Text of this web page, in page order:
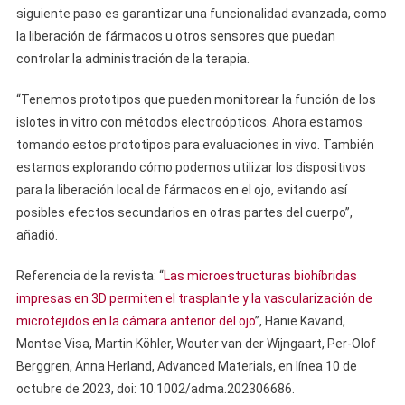
siguiente paso es garantizar una funcionalidad avanzada, como
la liberación de fármacos u otros sensores que puedan
controlar la administración de la terapia.
“Tenemos prototipos que pueden monitorear la función de los
islotes in vitro con métodos electroópticos. Ahora estamos
tomando estos prototipos para evaluaciones in vivo. También
estamos explorando cómo podemos utilizar los dispositivos
para la liberación local de fármacos en el ojo, evitando así
posibles efectos secundarios en otras partes del cuerpo”,
añadió.
Referencia de la revista: “Las microestructuras biohíbridas
impresas en 3D permiten el trasplante y la vascularización de
microtejidos en la cámara anterior del ojo”, Hanie Kavand,
Montse Visa, Martin Köhler, Wouter van der Wijngaart, Per-Olof
Berggren, Anna Herland, Advanced Materials, en línea 10 de
octubre de 2023, doi: 10.1002/adma.202306686.